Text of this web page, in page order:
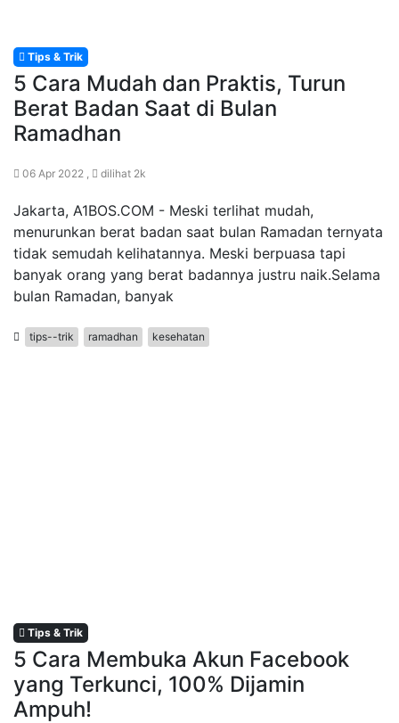
Tips & Trik
5 Cara Mudah dan Praktis, Turun
Berat Badan Saat di Bulan
Ramadhan
06 Apr 2022 , dilihat 2k
Jakarta, A1BOS.COM - Meski terlihat mudah,
menurunkan berat badan saat bulan Ramadan ternyata
tidak semudah kelihatannya. Meski berpuasa tapi
banyak orang yang berat badannya justru naik.Selama
bulan Ramadan, banyak
tips--trik ramadhan kesehatan
Tips & Trik
5 Cara Membuka Akun Facebook
yang Terkunci, 100% Dijamin
Ampuh!